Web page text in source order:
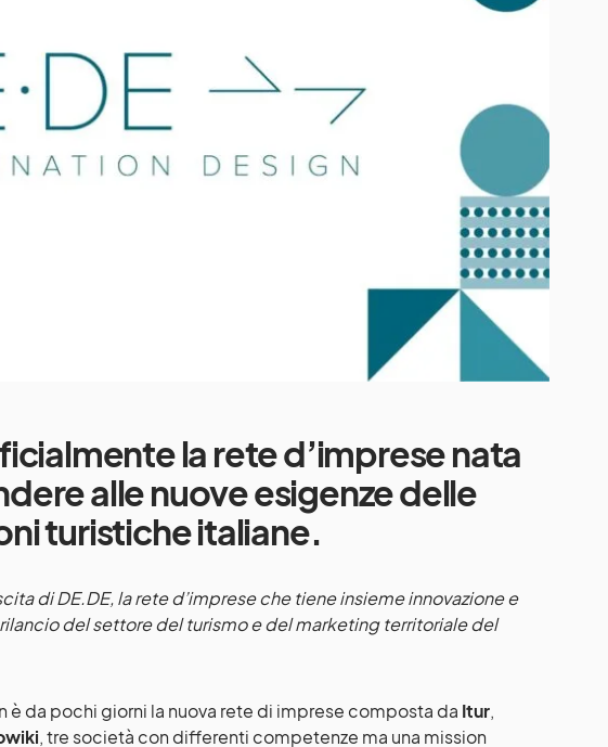
la rete d’imprese nata
alle nuove esigenze delle
turistiche italiane.
di DE.DE, la rete d’imprese che tiene insieme innovazione e
del settore del turismo e del marketing territoriale del
è da pochi giorni la nuova rete di imprese composta da Itur,
, tre società con differenti competenze ma una mission